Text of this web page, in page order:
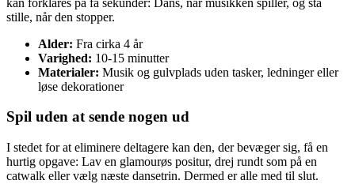
stille, når den stopper.
Alder: Fra cirka 4 år
Varighed: 10-15 minutter
Materialer: Musik og gulvplads uden tasker, ledninger eller
løse dekorationer
Spil uden at sende nogen ud
I stedet for at eliminere deltagere kan den, der bevæger sig, få en
hurtig opgave: Lav en glamourøs positur, drej rundt som på en
catwalk eller vælg næste dansetrin. Dermed er alle med til slut.